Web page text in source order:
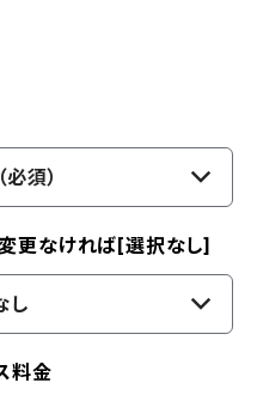
須）
更なければ[選択なし]
し
料金